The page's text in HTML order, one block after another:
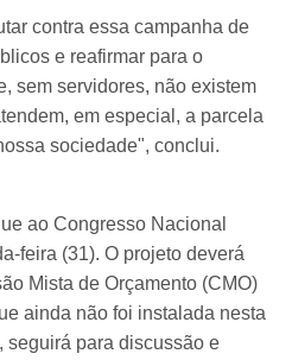
contra essa campanha de
e reafirmar para o
sem servidores, não existem
em especial, a parcela
sociedade", conclui.
ao Congresso Nacional
feira (31). O projeto deverá
Mista de Orçamento (CMO)
ainda não foi instalada nesta
para discussão e